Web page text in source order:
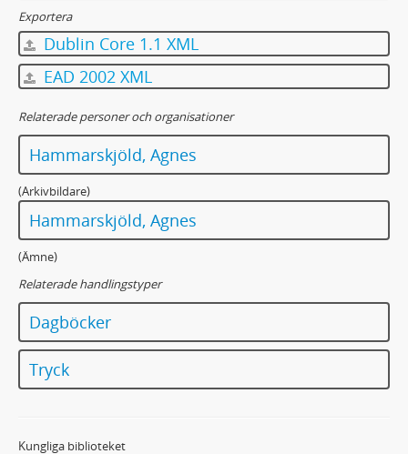
Exportera
Dublin Core 1.1 XML
EAD 2002 XML
Relaterade personer och organisationer
Hammarskjöld, Agnes
(Arkivbildare)
Hammarskjöld, Agnes
(Ämne)
Relaterade handlingstyper
Dagböcker
Tryck
Kungliga biblioteket